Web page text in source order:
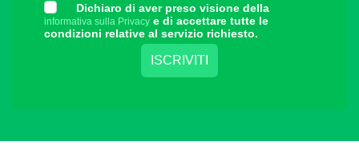
Dichiaro di aver preso visione della
informativa sulla Privacy e di accettare tutte le
condizioni relative al servizio richiesto.